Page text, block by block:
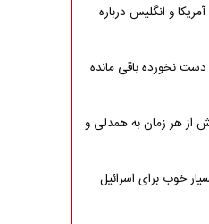
و انگلیس درباره
نخورده باقی مانده
از هر زمان به همدلی و
خوب برای اسرائیل